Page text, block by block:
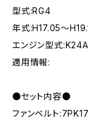
型式:RG4
年式:H17.05～
エンジン型式:K24A
適用情報:
●セット内容●
ファンベルト